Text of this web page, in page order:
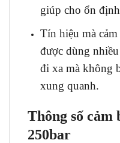
giúp cho ổn
Tín hiệu mà
được dùng
đi xa mà không
xung quanh.
Thông số cảm
250bar